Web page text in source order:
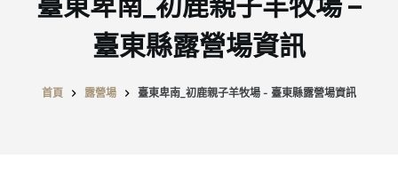
臺東縣露營場資訊
首頁 露營場 臺東卑南_初鹿親子羊牧場 - 臺東縣露營場資訊